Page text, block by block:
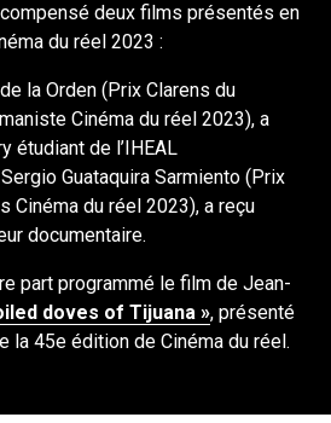
deux films présentés en
du réel 2023 :
la Orden (Prix Clarens du
Cinéma du réel 2023), a
étudiant de l’IHEAL
Guataquira Sarmiento (Prix
Cinéma du réel 2023), a reçu
documentaire.
part programmé le film de Jean-
doves of Tijuana », présenté
la 45e édition de Cinéma du réel.